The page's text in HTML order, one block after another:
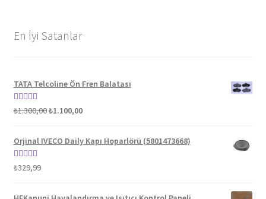
En İyi Satanlar
TATA Telcoline Ön Fren Balatası
5 üzerinden
₺1.300,00Orijinal
₺1.300,00.
₺1.100,00Şu
fiyat:
₺1.100,00.
Orjinal IVECO Daily Kapı Hoparlörü (5801473668)
5 üzerinden
₺329,99